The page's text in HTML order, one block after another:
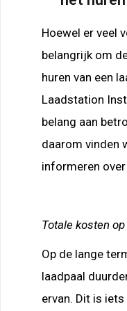
Hoewel er veel
belangrijk om
huren van een
Laadstation
belang aan
daarom vinden
informeren
Totale kosten
Op de lange
laadpaal
ervan. Dit is